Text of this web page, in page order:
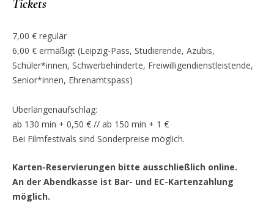
Tickets
7,00 € regulär
6,00 € ermäßigt (Leipzig-Pass, Studierende, Azubis,
Schüler*innen, Schwerbehinderte, Freiwilligendienstleistende,
Senior*innen, Ehrenamtspass)
Überlängenaufschlag:
ab 130 min + 0,50 € // ab 150 min + 1 €
Bei Filmfestivals sind Sonderpreise möglich.
Karten-Reservierungen bitte ausschließlich online.
An der Abendkasse ist Bar- und EC-Kartenzahlung
möglich.